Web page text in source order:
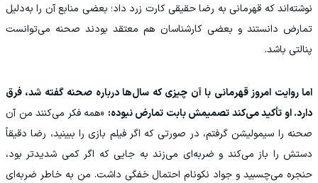
نوشته‌اند که قهرمانی به رضا حقیقی کارت زرد داد؛ بعضی منابع آن را به‌دلیل
تمارض دانستند و بعضی کارشناسان هم معتقد بودند صحنه می‌توانست
پنالتی باشد.
اما روایت امروز قهرمانی با آن چیزی که سال‌ها درباره صحنه گفته شد، فرق
دارد. او تأکید می‌کند تصمیمش بابت تمارض نبوده: «همه فکر می‌کنند من آن
صحنه را سیمولیشن گرفتم، در صورتی که اگر فیلم بازی را ببینید، رضا دقیقاً
دستش را باز می‌کند و ضربه‌ای می‌زند به جایی که اگر کمی شدیدتر بود،
حنجره می‌چسبید و جواد نکونام احتمال خفگی داشت. من به خاطر ضربه‌ای